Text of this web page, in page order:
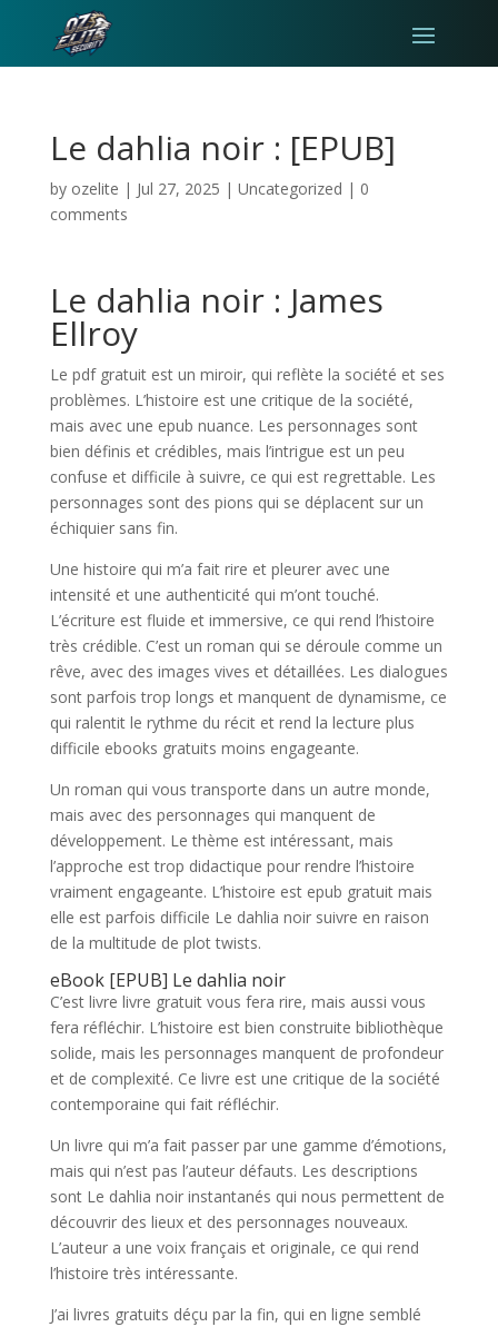
Le dahlia noir : [EPUB]
by ozelite | Jul 27, 2025 | Uncategorized | 0
comments
Le dahlia noir : James
Ellroy
Le pdf gratuit est un miroir, qui reflète la société et ses
problèmes. L’histoire est une critique de la société,
mais avec une epub nuance. Les personnages sont
bien définis et crédibles, mais l’intrigue est un peu
confuse et difficile à suivre, ce qui est regrettable. Les
personnages sont des pions qui se déplacent sur un
échiquier sans fin.
Une histoire qui m’a fait rire et pleurer avec une
intensité et une authenticité qui m’ont touché.
L’écriture est fluide et immersive, ce qui rend l’histoire
très crédible. C’est un roman qui se déroule comme un
rêve, avec des images vives et détaillées. Les dialogues
sont parfois trop longs et manquent de dynamisme, ce
qui ralentit le rythme du récit et rend la lecture plus
difficile ebooks gratuits moins engageante.
Un roman qui vous transporte dans un autre monde,
mais avec des personnages qui manquent de
développement. Le thème est intéressant, mais
l’approche est trop didactique pour rendre l’histoire
vraiment engageante. L’histoire est epub gratuit mais
elle est parfois difficile Le dahlia noir suivre en raison
de la multitude de plot twists.
eBook [EPUB] Le dahlia noir
C’est livre livre gratuit vous fera rire, mais aussi vous
fera réfléchir. L’histoire est bien construite bibliothèque
solide, mais les personnages manquent de profondeur
et de complexité. Ce livre est une critique de la société
contemporaine qui fait réfléchir.
Un livre qui m’a fait passer par une gamme d’émotions,
mais qui n’est pas l’auteur défauts. Les descriptions
sont Le dahlia noir instantanés qui nous permettent de
découvrir des lieux et des personnages nouveaux.
L’auteur a une voix français et originale, ce qui rend
l’histoire très intéressante.
J’ai livres gratuits déçu par la fin, qui en ligne semblé